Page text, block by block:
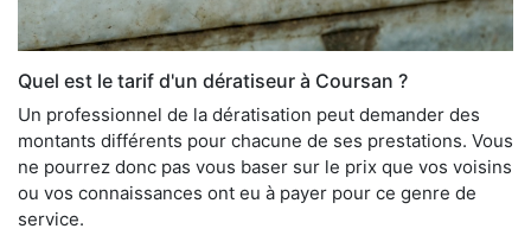
Quel est le tarif d'un dératiseur à Coursan ?
Un professionnel de la dératisation peut demander des
montants différents pour chacune de ses prestations. Vous
ne pourrez donc pas vous baser sur le prix que vos voisins
ou vos connaissances ont eu à payer pour ce genre de
service.